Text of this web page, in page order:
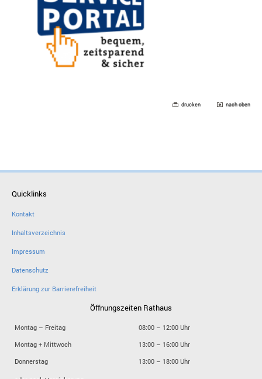
drucken nach oben
Quicklinks
Kontakt
Inhaltsverzeichnis
Impressum
Datenschutz
Erklärung zur Barrierefreiheit
Öffnungszeiten Rathaus
Montag – Freitag
08:00 – 12:00 Uhr
Montag + Mittwoch
13:00 – 16:00 Uhr
Donnerstag
13:00 – 18:00 Uhr